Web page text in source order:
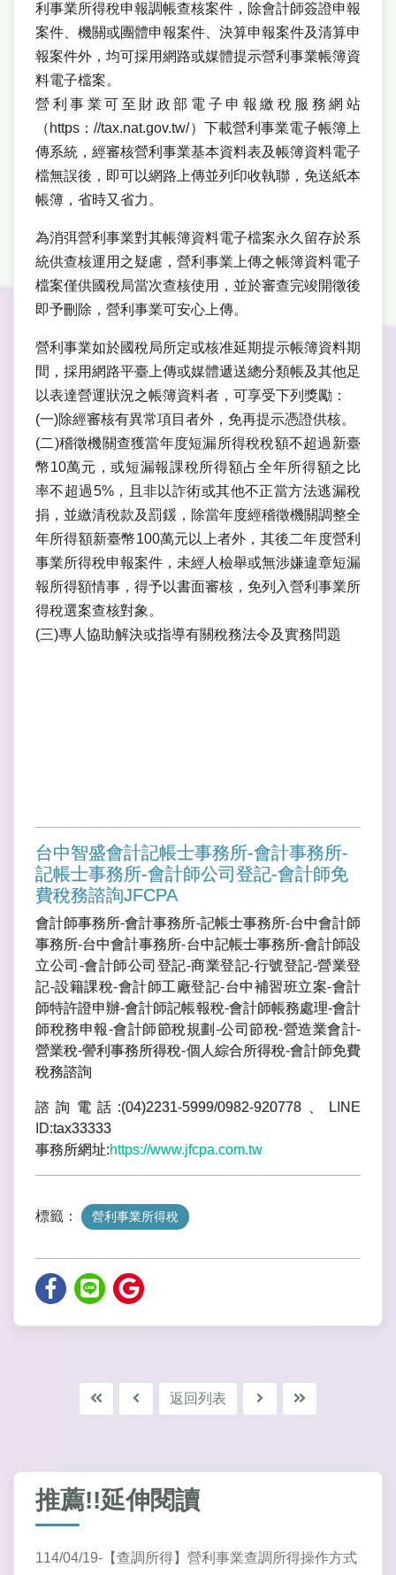
利事業所得稅申報調帳查核案件，除會計師簽證申報
案件、機關或團體申報案件、決算申報案件及清算申
報案件外，均可採用網路或媒體提示營利事業帳簿資
料電子檔案。
營利事業可至財政部電子申報繳稅服務網站
（https：//tax.nat.gov.tw/）下載營利事業電子帳簿上
傳系統，經審核營利事業基本資料表及帳簿資料電子
檔無誤後，即可以網路上傳並列印收執聯，免送紙本
帳簿，省時又省力。
為消弭營利事業對其帳簿資料電子檔案永久留存於系
統供查核運用之疑慮，營利事業上傳之帳簿資料電子
檔案僅供國稅局當次查核使用，並於審查完竣開徵後
即予刪除，營利事業可安心上傳。
營利事業如於國稅局所定或核准延期提示帳簿資料期
間，採用網路平臺上傳或媒體遞送總分類帳及其他足
以表達營運狀況之帳簿資料者，可享受下列獎勵：
(一)除經審核有異常項目者外，免再提示憑證供核。
(二)稽徵機關查獲當年度短漏所得稅稅額不超過新臺
幣10萬元，或短漏報課稅所得額占全年所得額之比
率不超過5%，且非以詐術或其他不正當方法逃漏稅
捐，並繳清稅款及罰鍰，除當年度經稽徵機關調整全
年所得額新臺幣100萬元以上者外，其後二年度營利
事業所得稅申報案件，未經人檢舉或無涉嫌違章短漏
報所得額情事，得予以書面審核，免列入營利事業所
得稅選案查核對象。
(三)專人協助解決或指導有關稅務法令及實務問題
台中智盛會計記帳士事務所-會計事務所-
記帳士事務所-會計師公司登記-會計師免
費稅務諮詢JFCPA
會計師事務所-會計事務所-記帳士事務所-台中會計師
事務所-台中會計事務所-台中記帳士事務所-會計師設
立公司-會計師公司登記-商業登記-行號登記-營業登
記-設籍課稅-會計師工廠登記-台中補習班立案-會計
師特許證申辦-會計師記帳報稅-會計師帳務處理-會計
師稅務申報-會計師節稅規劃-公司節稅-營造業會計-
營業稅-謍利事務所得稅-個人綜合所得稅-會計師免費
稅務諮詢
諮詢電話:(04)2231-5999/0982-920778、LINE
ID:tax33333
事務所網址:https://www.jfcpa.com.tw
標籤： 營利事業所得稅
返回列表
推薦!!延伸閱讀
114/04/19-【查調所得】營利事業查調所得操作方式